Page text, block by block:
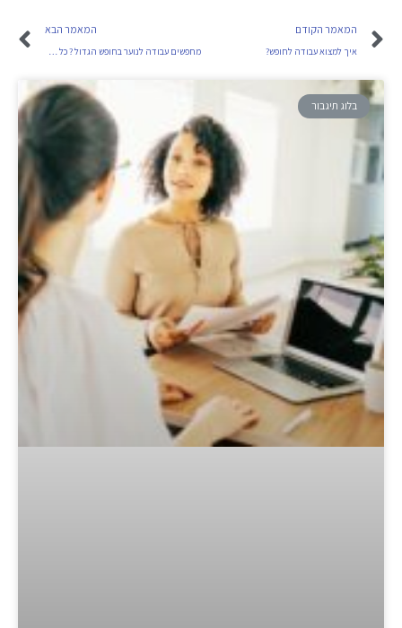
המאמר הקודם
איך למצוא עבודה לחופש?
המאמר הבא
מחפשים עבודה לנוער בחופש הגדול ? כל מה שחשוב לדעת
בלוג תיגבור